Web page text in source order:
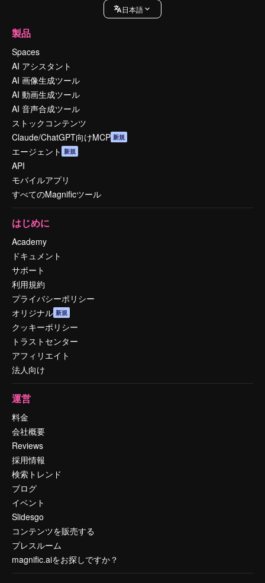
日本語
製品
Spaces
AI アシスタント
AI 画像生成ツール
AI 動画生成ツール
AI 音声合成ツール
ストックコンテンツ
Claude/ChatGPT向けMCP 新規
エージェント 新規
API
モバイルアプリ
すべてのMagnificツール
はじめに
Academy
ドキュメント
サポート
利用規約
プライバシーポリシー
オリジナル 新規
クッキーポリシー
トラストセンター
アフィリエイト
法人向け
運営
料金
会社概要
Reviews
採用情報
検索トレンド
ブログ
イベント
Slidesgo
コンテンツを販売する
プレスルーム
magnific.aiをお探しですか？